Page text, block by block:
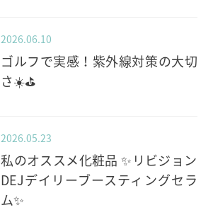
2026.06.10
ゴルフで実感！紫外線対策の大切
さ☀️⛳️
2026.05.23
私のオススメ化粧品 ✨️リビジョン
DEJデイリーブースティングセラ
ム✨️